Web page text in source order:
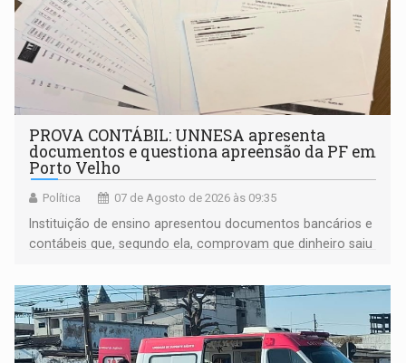
PROVA CONTÁBIL: UNNESA apresenta
documentos e questiona apreensão da PF em
Porto Velho
Política 07 de Agosto de 2026 às 09:35
Instituição de ensino apresentou documentos bancários e
contábeis que, segundo ela, comprovam que dinheiro saiu
apreendido quando já estava dentro da sede da entidade
— em pleno ano eleitoral em Rondônia